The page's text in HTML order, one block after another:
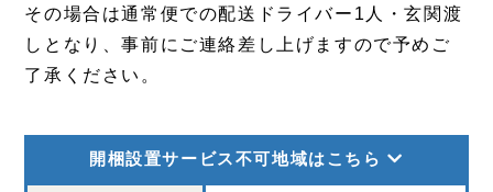
その場合は通常便での配送ドライバー1人・玄関渡
しとなり、事前にご連絡差し上げますので予めご
了承ください。
開梱設置サービス不可地域はこちら